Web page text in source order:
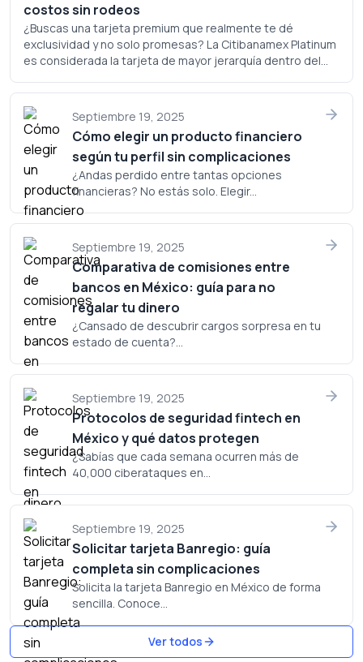
costos sin rodeos
¿Buscas una tarjeta premium que realmente te dé
exclusividad y no solo promesas? La Citibanamex Platinum
es considerada la tarjeta de mayor jerarquía dentro del
costo? Analicemos a fondo si este plástico merece un
lugar en tu cartera.Septiembre 19, 2025
Cómo elegir un producto financiero
según tu perfil sin complicaciones
¿Andas perdido entre tantas opciones
financieras? No estás solo. Elegir...
Septiembre 19, 2025
Comparativa de comisiones entre
bancos en México: guía para no
regalar tu dinero
¿Cansado de descubrir cargos sorpresa en tu
estado de cuenta?...
Septiembre 19, 2025
Protocolos de seguridad fintech en
México y qué datos protegen
¿Sabías que cada semana ocurren más de
40,000 ciberataques en...
Septiembre 19, 2025
Solicitar tarjeta Banregio: guía
completa sin complicaciones
Solicita la tarjeta Banregio en México de forma
sencilla. Conoce...
Ver todos